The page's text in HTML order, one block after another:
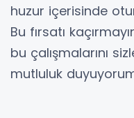
huzur içerisinde
Bu fırsatı
bu çalışmalarını
mutluluk